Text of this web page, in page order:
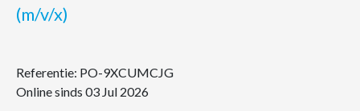
Contact
(m/v/x)
Referentie: PO-9XCUMCJG
Online sinds 03 Jul 2026